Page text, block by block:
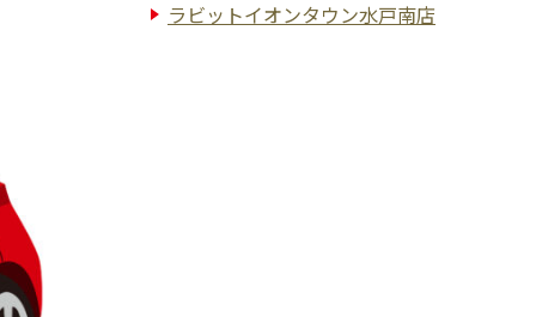
ラビットイオンタウン水戸南店